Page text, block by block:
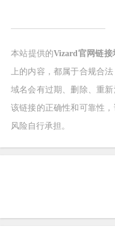
本站提供的Vizard官网链接
上的内容，都属于合规合
域名会有过期、删除、重
该链接的正确性和可靠性
风险自行承担。